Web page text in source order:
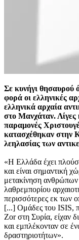
Σε κυνήγι θησαυρού
φορά οι ελληνικές
ελληνικά αρχαία
στο Μανχάταν. Λίγες
παραμονές
κατασχέθηκαν στην
λεηλασίας των
«Η Ελλάδα έχει
και είναι σημαντική
μετακίνηση
λαθρεμπορίου
περισσότερες εκ των
[...] Ομάδες του ISIS,
Zor στη Συρία, είχαν
και εμπλέκονταν σε
δραστηριοτήτων».